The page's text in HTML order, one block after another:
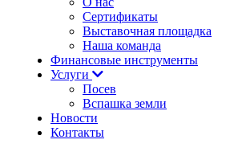
Сертификаты
Выставочная площадка
Наша команда
Финансовые инструменты
Услуги
Посев
Вспашка земли
Новости
Контакты